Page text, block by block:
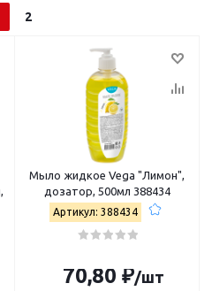
2
Мыло жидкое Vega "Лимон",
дозатор, 500мл 388434
Артикул: 388434
70,80 ₽/шт